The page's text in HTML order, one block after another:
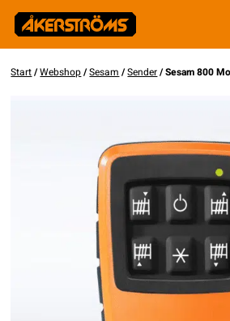
Start/Webshop/Sesam /Sender/ Sesam 800